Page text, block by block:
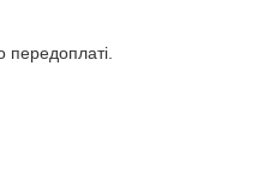
передоплаті.